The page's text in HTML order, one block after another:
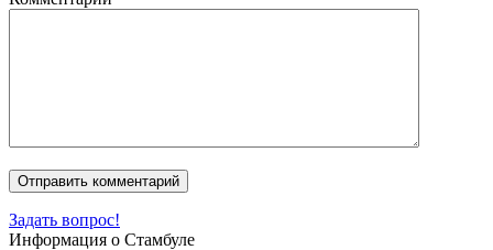
Задать вопрос!
Информация о Стамбуле